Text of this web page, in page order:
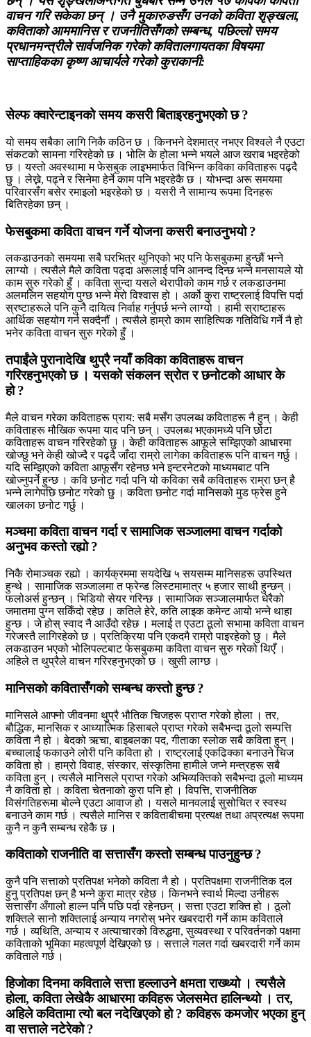
वाचन गरि सकेका छन् । उनै मुकारुङसँग उनको कविता शृङ्खला,
कविताको आममानिस र राजनीतिसँगको सम्बन्ध, पछिल्लो समय
प्रधानमन्त्रीले सार्वजनिक गरेको कवितालगायतका विषयमा
साप्ताहिकका कृष्ण आचार्यले गरेको कुराकानी:
सेल्फ क्वारेन्टाइनको समय कसरी बिताइरहनुभएको छ ?
यो समय सबैका लागि निकै कठिन छ । किनभने देशमात्र नभएर विश्वले नै एउटा
संकटको सामना गरिरहेको छ । भोलि के होला भन्ने भयले आज खराब भइरहेको
छ । यस्तो अवस्थामा म फेसबुक लाइभमार्फत विभिन्न कविका कविताहरू पढ्दै
छु । लेख्ने, पढ्ने र सिनेमा हेर्ने काम पनि भइरहेकै छ । योभन्दा अरू समयमा
परिवारसँग बसेर रमाइलो भइरहेको छ । यसरी नै सामान्य रूपमा दिनहरू
बितिरहेका छन् ।
फेसबुकमा कविता वाचन गर्ने योजना कसरी बनाउनुभयो ?
लकडाउनको समयमा सबै घरभित्र थुनिएको भए पनि फेसबुकमा हुन्छौं भन्ने
लाग्यो । त्यसैले मैले कविता पढ्दा अरूलाई पनि आनन्द दिन्छ भन्ने मनसायले यो
काम सुरु गरेको हुँ । कविता सुन्दा यसले थेरापीको काम गर्छ र लकडाउनमा
अलमलिन सहयोग पुग्छ भन्ने मेरो विश्वास हो । अर्को कुरा राष्ट्रलाई विपत्ति पर्दा
स्रष्टाहरूले पनि कुनै दायित्व निर्वाह गर्नुपर्छ भन्ने लाग्यो । हामी स्राष्टाहरू
आर्थिक सहयोग गर्न सक्दैनौं । त्यसैले हाम्रो काम साहित्यिक गतिविधि गर्ने नै हो
भनेर कविता वाचन सुरु गरेको हुँ ।
तपाईंले पुरानादेखि थुप्रै नयाँ कविका कविताहरू वाचन
गरिरहनुभएको छ । यसको संकलन स्रोत र छनोटको आधार के
हो ?
मैले वाचन गरेका कविताहरू प्राय: सबै मसँग उपलब्ध कविताहरू नै हुन् । केही
कविताहरू मौखिक रूपमा याद पनि छन् । उपलब्ध भएकामध्ये पनि छोटा
कविताहरू वाचन गरिरहेको छु । केही कविताहरू आफूले सम्झिएको आधारमा
खोज्छु भने केही खोज्दै र पढ्दै जाँदा राम्रो लागेका कविताहरू पनि वाचन गर्छु ।
यदि सम्झिएको कविता आफूसँग रहेनछ भने इन्टरनेटको माध्यमबाट पनि
खोज्नुपर्ने हुन्छ । कवि छनोट गर्दा पनि यो कविका सबै कविताहरू राम्रा छन् है
भन्ने लागेपछि छनोट गरेको छु । कविता छनोट गर्दा मानिसको मुड फ्रेस हुने
खालका छनोट गर्छु ।
मञ्चमा कविता वाचन गर्दा र सामाजिक सञ्जालमा वाचन गर्दाको
अनुभव कस्तो रह्यो ?
निकै रोमाञ्चक रह्यो । कार्यक्रममा सयदेखि ५ सयसम्म मानिसहरू उपस्थित
हुन्थे । सामाजिक सञ्जालमा त फ्रेन्ड लिस्टमामात्र ५ हजार साथी हुन्छन् ।
फलोअर्स हुन्छन् । भिडियो सेयर गरिन्छ । सामाजिक सञ्जालमार्फत धेरैको
जमातमा पुग्न सकिँदो रहेछ । कतिले हेरे, कति लाइक कमेन्ट आयो भन्ने थाहा
हुन्छ । जे होस् स्वाद नै आउँदो रहेछ । मलाई त एउटा ठूलो सभामा कविता वाचन
गरेजस्तै लागिरहेको छ । प्रतिक्रिया पनि एकदमै राम्रो पाइरहेको छु । मैले
लकडाउन भएको भोलिपल्टबाट फेसबुकमा कविता वाचन सुरु गरेको थिएँ ।
अहिले त थुप्रैले वाचन गरिरहनुभएको छ । खुसी लाग्छ ।
मानिसको कवितासँगको सम्बन्ध कस्तो हुन्छ ?
मानिसले आफ्नो जीवनमा थुप्रै भौतिक चिजहरू प्राप्त गरेको होला । तर,
बौद्धिक, मानसिक र आध्यात्मिक हिसाबले प्राप्त गरेको सबैभन्दा ठूलो सम्पत्ति
कविता नै हो । बेदको ऋचा, बाइबलका पद, गीताका स्लोक सबै कविता हुन् ।
बच्चालाई फकाउने लोरी पनि कविता हो । राष्ट्रलाई एकढिक्का बनाउने चिज
कविता हो । हाम्रो विवाह, संस्कार, संस्कृतिमा हामीले जप्ने मन्त्रहरू सबै
कविता हुन् । त्यसैले मानिसले प्राप्त गरेको अभिव्यक्तिको सबैभन्दा ठूलो माध्यम
नै कविता हो । कविता चेतनाको कुरा पनि हो । विपत्ति, राजनीतिक
विसंगतिहरूमा बोल्ने एउटा आवाज हो । यसले मानवलाई सुसोचित र स्वस्थ
बनाउने काम गर्छ । त्यसैले मानिस र कविताबीचमा प्रत्यक्ष तथा अप्रत्यक्ष रूपमा
कुनै न कुनै सम्बन्ध रहेकै छ ।
कविताको राजनीति वा सत्तासँग कस्तो सम्बन्ध पाउनुहुन्छ ?
कुनै पनि सत्ताको प्रतिपक्ष भनेको कविता नै हो । प्रतिपक्षमा राजनीतिक दल
हुनु प्रतिपक्ष छन् है भन्ने कुरा मात्र रहेछ । किनभने स्वार्थ मिल्दा उनीहरू
सत्तासँग अँगालो हाल्न पनि पछि पर्दा रहेनछन् । सत्ता एउटा शक्ति हो । ठूलो
शक्तिले सानो शक्तिलाई अन्याय नगरोस् भनेर खबरदारी गर्ने काम कविताले
गर्छ । व्यथिति, अन्याय र अत्याचारको विरुद्धमा, सुव्यवस्था र परिवर्तनको पक्षमा
कविताको भूमिका महत्वपूर्ण देखिएको छ । सत्ताले गलत गर्दा खबरदारी गर्ने काम
कविताले गर्छ ।
हिजोका दिनमा कविताले सत्ता हल्लाउने क्षमता राख्थ्यो । त्यसैले
होला, कविता लेखेकै आधारमा कविहरू जेलसमेत हालिन्थ्यो । तर,
अहिले कवितामा त्यो बल नदेखिएको हो ? कविहरू कमजोर भएका हुन्
वा सत्ताले नटेरेको ?